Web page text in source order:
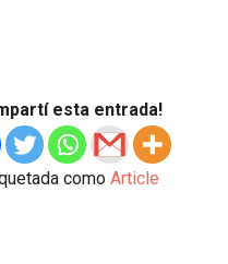
esta entrada!
como Article